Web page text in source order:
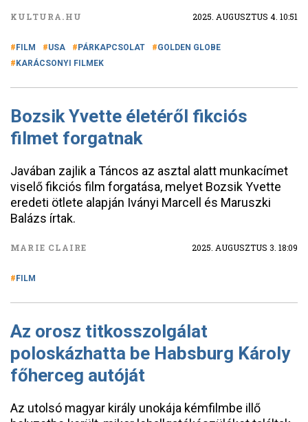
KULTURA.HU 2025. AUGUSZTUS 4. 10:51
FILM USA PÁRKAPCSOLAT
GOLDEN GLOBE
KARÁCSONYI FILMEK
Bozsik Yvette életéről fikciós
filmet forgatnak
Javában zajlik a Táncos az asztal alatt munkacímet
viselő fikciós film forgatása, melyet Bozsik Yvette
eredeti ötlete alapján Iványi Marcell és Maruszki
Balázs írtak.
MARIE CLAIRE 2025. AUGUSZTUS 3. 18:09
FILM
Az orosz titkosszolgálat
poloskázhatta be Habsburg Károly
főherceg autóját
Az utolsó magyar király unokája kémfilmbe illő